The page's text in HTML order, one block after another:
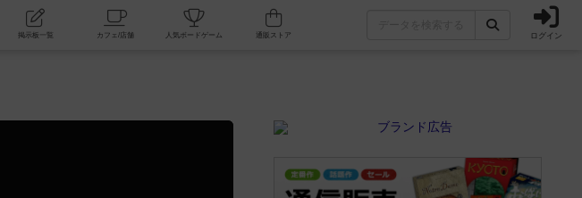
コミュニティ 掲示板一覧 カフェ/店舗 人気ボードゲーム ログイン